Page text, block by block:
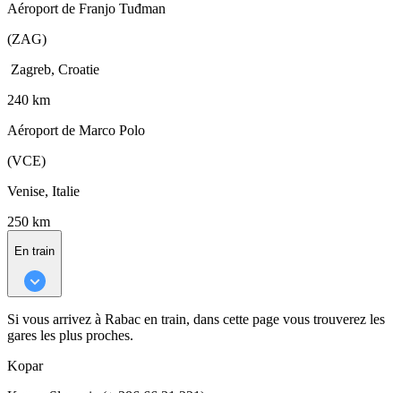
Aéroport de Franjo Tuđman
(ZAG)
Zagreb, Croatie
240 km
Aéroport de Marco Polo
(VCE)
Venise, Italie
250 km
En train
Si vous arrivez à Rabac en train, dans cette page vous trouverez les
gares les plus proches.
Kopar